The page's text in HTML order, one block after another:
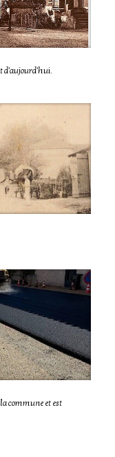
d'aujourd'hui.
commune et est